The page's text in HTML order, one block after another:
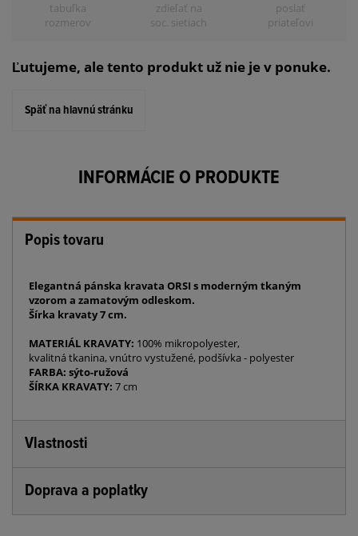
tabuľka
rozmerov
zdieľať na
soc. sietiach
poslať
priateľovi
Ľutujeme, ale tento produkt už nie je v ponuke.
Späť na hlavnú stránku
INFORMÁCIE O PRODUKTE
Popis tovaru
Elegantná pánska kravata ORSI s moderným tkaným
vzorom a zamatovým odleskom.
Šírka kravaty 7 cm.
MATERIÁL KRAVATY: 100% mikropolyester,
kvalitná tkanina, vnútro vystužené, podšívka - polyester
FARBA: sýto-ružová
ŠÍRKA KRAVATY: 7 cm
Vlastnosti
Doprava a poplatky